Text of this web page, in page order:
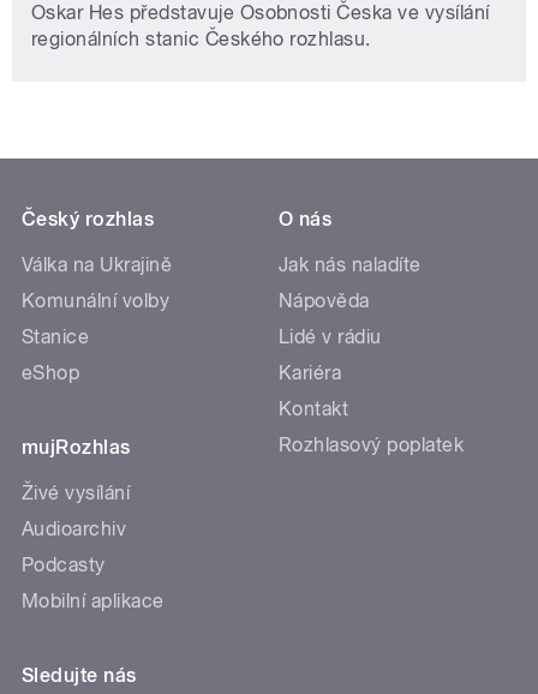
Oskar Hes představuje Osobnosti Česka ve vysílání
regionálních stanic Českého rozhlasu.
Český rozhlas
Válka na Ukrajině
Komunální volby
Stanice
eShop
mujRozhlas
Živé vysílání
Audioarchiv
Podcasty
Mobilní aplikace
O nás
Jak nás naladíte
Nápověda
Lidé v rádiu
Kariéra
Kontakt
Rozhlasový poplatek
Sledujte nás